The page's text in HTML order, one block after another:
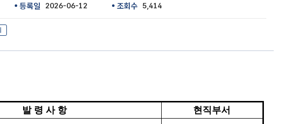
등록일 2026-06-12 조회수 5,414
발 령 사 항 현직부서